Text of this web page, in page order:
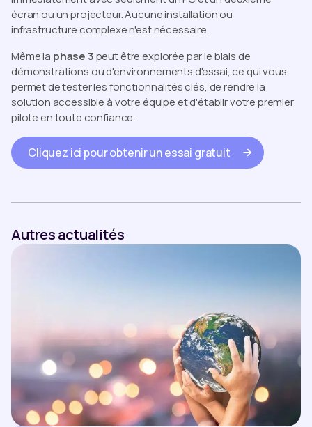
écran ou un projecteur. Aucune installation ou
infrastructure complexe n'est nécessaire.
Même la phase 3peut être explorée par le biais de
démonstrations ou d'environnements d'essai, ce qui vous
permet de tester les fonctionnalités clés, de rendre la
solution accessible à votre équipe et d'établir votre premier
pilote en toute confiance.
Cliquez ici pour obtenir un essai gratuit
Autres actualités